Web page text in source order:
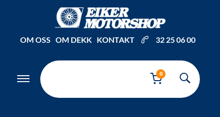
OM OSS OM DEKK KONTAKT 32 25 06 00
0